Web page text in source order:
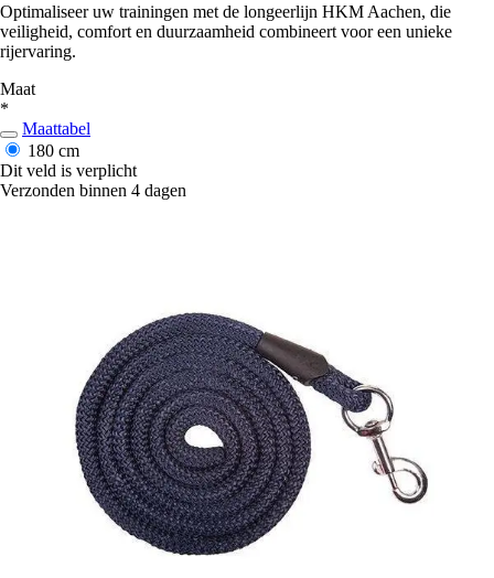
Optimaliseer uw trainingen met de longeerlijn HKM Aachen, die
veiligheid, comfort en duurzaamheid combineert voor een unieke
rijervaring.
Maat
*
Maattabel
180 cm
Dit veld is verplicht
Verzonden binnen 4 dagen